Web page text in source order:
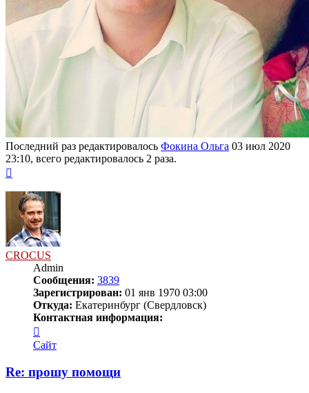
Последний раз редактировалось Фокина Ольга 03 июл 2020
23:10, всего редактировалось 2 раза.
началу
CROCUS
Admin
Сообщения: 3839
Зарегистрирован: 01 янв 1970 03:00
Откуда: Екатеринбург (Свердловск)
Контактная информация:
информация
пользователя
Сайт
Re: прошу помощи